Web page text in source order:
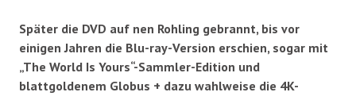
Später die DVD auf nen Rohling gebrannt, bis vor
einigen Jahren die Blu-ray-Version erschien, sogar mit
„The World Is Yours“-Sammler-Edition und
blattgoldenem Globus + dazu wahlweise die 4K-